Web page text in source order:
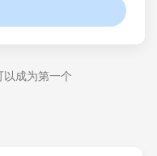
成为第一个